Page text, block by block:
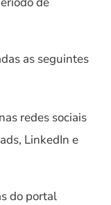
as seguintes
redes sociais
LinkedIn e
do portal